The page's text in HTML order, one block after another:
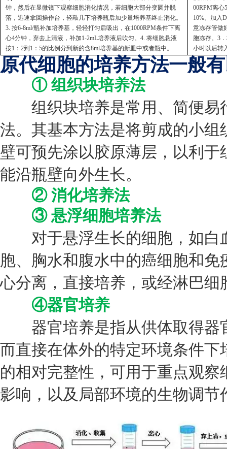
钟，然后在显微镜下观察细胞消化情况，若细胞大部分变圆并脱
落，迅速拿回操作台，轻敲几下培养瓶后加少量培养基终止消化。
3. 按6-8ml/瓶补加培养基，轻轻打匀后吸出，在1000RPM条件下离
心4分钟，弃去上清液，补加1-2mL培养液后吹匀。4. 将细胞悬液
按1：2到1：5的比例分到新的含8ml培养基的新皿中或者瓶中。
00RPM离心
10%。加入
意冻存管做
胞冻存。3
小时以后转
原代细胞的培养方法一般
① 组织块培养法
组织块培养是常用、简便易
法。其基本方法是将剪成的小
壁可预先涂以胶原薄层，以利
能沿瓶壁向外生长。
② 消化培养法
③ 悬浮细胞培养法
对于悬浮生长的细胞，如白
胞、胸水和腹水中的癌细胞和
心分离，直接培养，或经淋巴
④器官培养
器官培养是指从供体取得器
而直接在体外的特定环境条件
的相对完整性，可用于重点观
影响，以及局部环境的生物调节